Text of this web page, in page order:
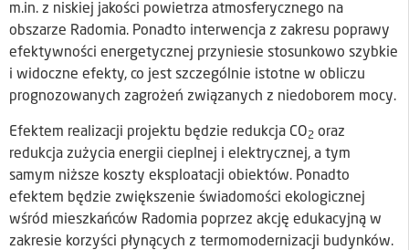
m.in. z niskiej jakości powietrza atmosferycznego na
obszarze Radomia. Ponadto interwencja z zakresu poprawy
efektywności energetycznej przyniesie stosunkowo szybkie
i widoczne efekty, co jest szczególnie istotne w obliczu
prognozowanych zagrożeń związanych z niedoborem mocy.
Efektem realizacji projektu będzie redukcja CO2 oraz
redukcja zużycia energii cieplnej i elektrycznej, a tym
samym niższe koszty eksploatacji obiektów. Ponadto
efektem będzie zwiększenie świadomości ekologicznej
wśród mieszkańców Radomia poprzez akcję edukacyjną w
zakresie korzyści płynących z termomodernizacji budynków.